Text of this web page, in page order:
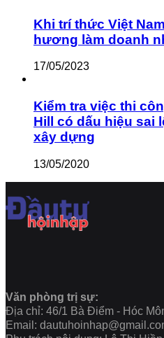
Khi trí thức Việt
hương làm doanh
17/05/2023
Kiểm tra việc thi
Hill có dấu hiệu sai
xây dựng
13/05/2020
Văn phòng trị sự:
Địa chỉ: 46/1 Bà Điểm - Hóc
Email: